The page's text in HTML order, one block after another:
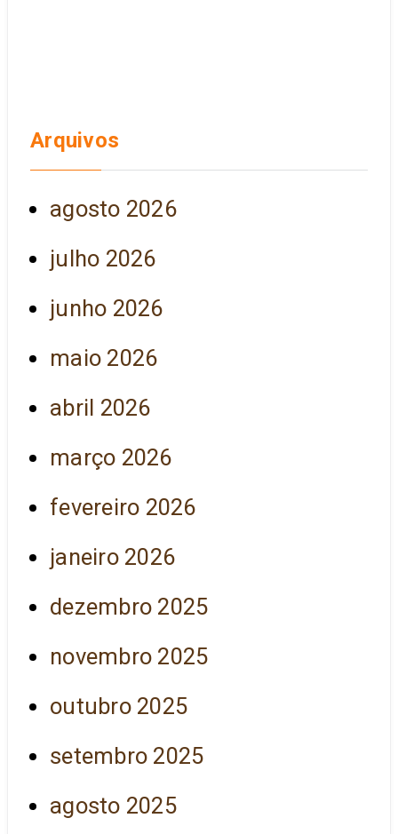
Arquivos
agosto 2026
julho 2026
junho 2026
maio 2026
abril 2026
março 2026
fevereiro 2026
janeiro 2026
dezembro 2025
novembro 2025
outubro 2025
setembro 2025
agosto 2025